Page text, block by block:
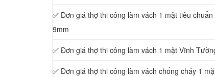
✅ Đơn giá thợ thi công làm vách 1 mặt tiêu
9mm
✅ Đơn giá thợ thi công làm vách 1 mặt Vĩnh
✅ Đơn giá thợ thi công làm vách chống cháy 1